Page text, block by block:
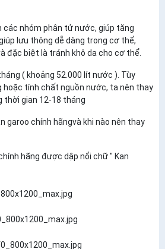
các nhóm phân tử nước, giúp tăng
lưu thông dễ dàng trong cơ thể,
đặc biệt là tránh khô da cho cơ thể.
( khoảng 52.000 lít nước ). Tùy
hoặc tính chất nguồn nước, ta nên thay
thời gian 12-18 tháng
garoo chính hãngvà khi nào nên thay
hãng được dập nổi chữ " Kan